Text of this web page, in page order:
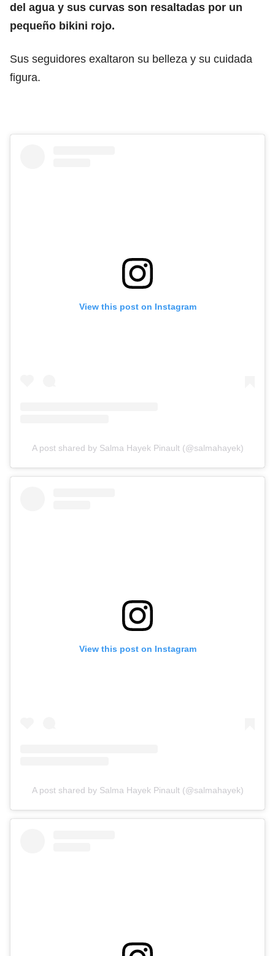
del agua y sus curvas son resaltadas por un
pequeño bikini rojo.
Sus seguidores exaltaron su belleza y su cuidada
figura.
View this post on Instagram
A post shared by Salma Hayek Pinault (@salmahayek)
View this post on Instagram
A post shared by Salma Hayek Pinault (@salmahayek)